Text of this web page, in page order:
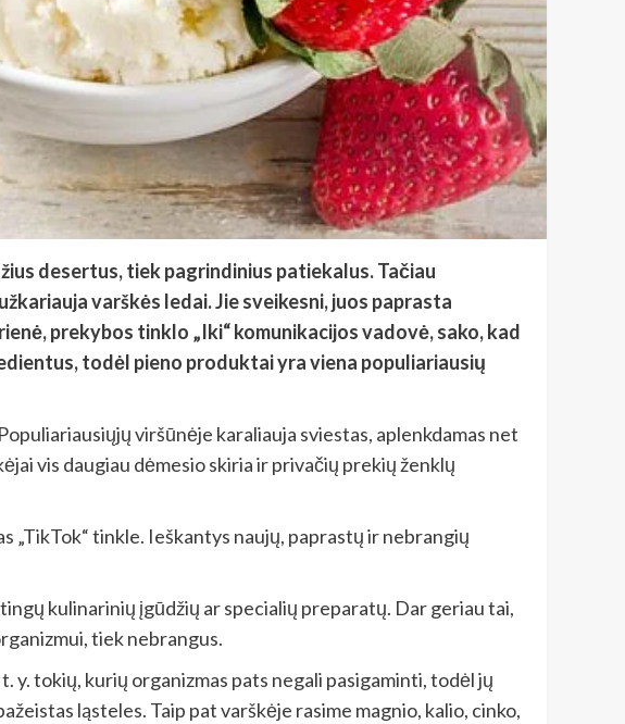
desertus, tiek pagrindinius patiekalus. Tačiau
varškės ledai. Jie sveikesni, juos paprasta
prekybos tinklo „Iki“ komunikacijos vadovė, sako, kad
todėl pieno produktai yra viena populiariausių
viršūnėje karaliauja sviestas, aplenkdamas net
vis daugiau dėmesio skiria ir privačių prekių ženklų
„TikTok“ tinkle. Ieškantys naujų, paprastų ir nebrangių
kulinarinių įgūdžių ar specialių preparatų. Dar geriau tai,
tiek nebrangus.
y. tokių, kurių organizmas pats negali pasigaminti, todėl jų
ląsteles. Taip pat varškėje rasime magnio, kalio, cinko,